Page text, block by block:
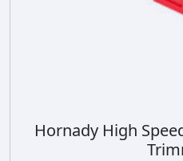
Hornady High